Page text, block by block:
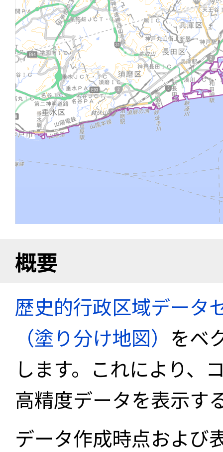
概要
歴史的行政区域データ
（塗り分け地図） をベ
します。これにより、
高精度データを表示す
データ作成時点および